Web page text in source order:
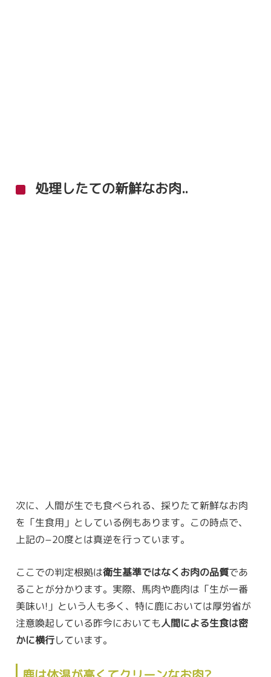
処理したての新鮮なお肉..
次に、人間が生でも食べられる、採りたて新鮮なお肉
を「生食用」としている例もあります。この時点で、
上記の−20度とは真逆を行っています。
ここでの判定根拠は衛生基準ではなくお肉の品質であ
ることが分かります。実際、馬肉や鹿肉は「生が一番
美味い!」という人も多く、特に鹿においては厚労省が
注意喚起している昨今においても人間による生食は密
かに横行しています。